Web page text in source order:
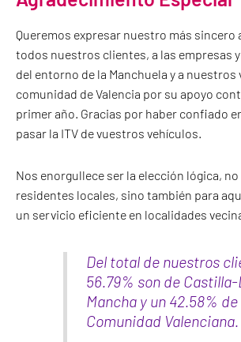
Queremos expresar nuestro más sincero
todos nuestros clientes, a las empresas
del entorno de la Manchuela y a nuestros
comunidad de Valencia por su apoyo
primer año. Gracias por haber confiado
pasar la ITV de vuestros vehículos.
Nos enorgullece ser la elección lógica,
residentes locales, sino también para
un servicio eficiente en localidades
Del total de nuestros
56.79% son de
Mancha y un 42.58% de
Comunidad Valenciana.